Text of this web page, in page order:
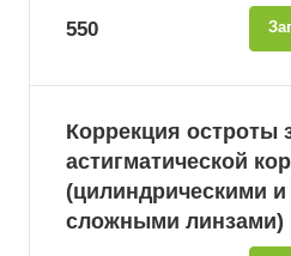
550
Коррекция остроты
астигматической
(цилиндрическими
сложными линзами)